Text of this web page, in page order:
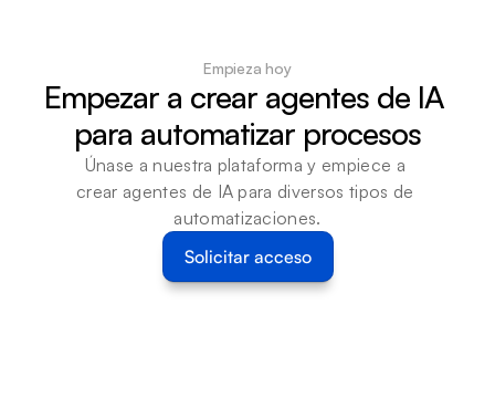
Empieza hoy
Empezar a crear agentes de IA
para automatizar procesos
Únase a nuestra plataforma y empiece a
crear agentes de IA para diversos tipos de
automatizaciones.
Solicitar acceso